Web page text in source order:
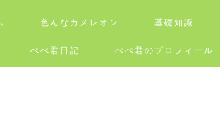
色んなカメレオン 基礎知識
ぺぺ君日記 ぺぺ君のプロフィール